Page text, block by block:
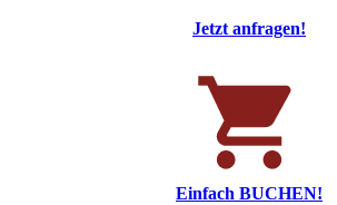
Jetzt anfragen!
Einfach BUCHEN!